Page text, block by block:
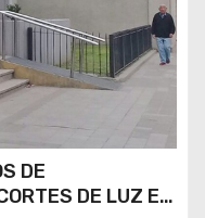
DE
DE LUZ EN